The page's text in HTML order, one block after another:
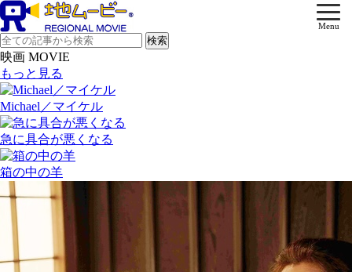
Menu
映画 MOVIE
もっと見る
Michael／マイケル
急に具合が悪くなる
箱の中の羊